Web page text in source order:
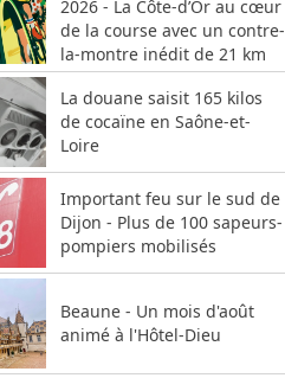
2026 - La Côte-d’Or au cœur
de la course avec un contre-
la-montre inédit de 21 km
La douane saisit 165 kilos
de cocaïne en Saône-et-
Loire
Important feu sur le sud de
Dijon - Plus de 100 sapeurs-
pompiers mobilisés
Beaune - Un mois d'août
animé à l'Hôtel-Dieu